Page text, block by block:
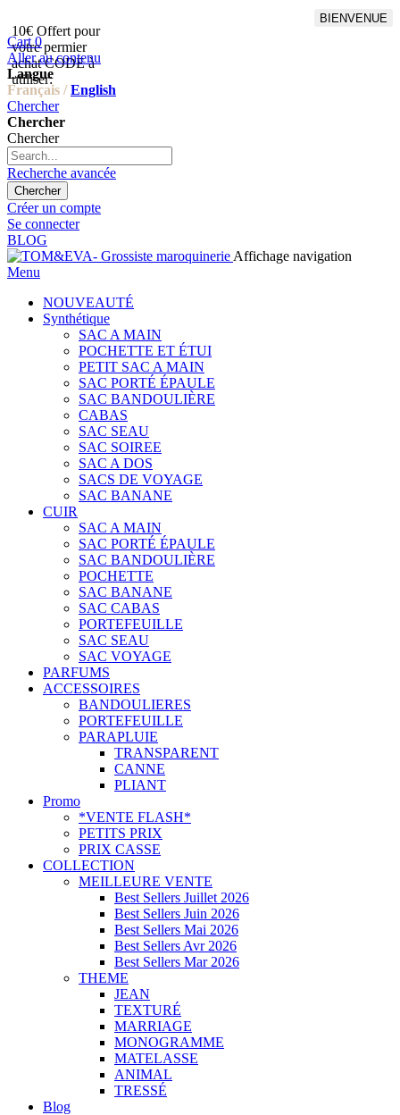
10€ Offert pour
votre permier
achat CODE à
utiliser:
BIENVENUE
Cart 0
Aller au contenu
Langue
Français / English
Chercher
Chercher
Chercher
Recherche avancée
Chercher
Créer un compte
Se connecter
BLOG
Affichage navigation
Menu
NOUVEAUTÉ
Synthétique
SAC A MAIN
POCHETTE ET ÉTUI
PETIT SAC A MAIN
SAC PORTÉ ÉPAULE
SAC BANDOULIÈRE
CABAS
SAC SEAU
SAC SOIREE
SAC A DOS
SACS DE VOYAGE
SAC BANANE
CUIR
SAC A MAIN
SAC PORTÉ ÉPAULE
SAC BANDOULIÈRE
POCHETTE
SAC BANANE
SAC CABAS
PORTEFEUILLE
SAC SEAU
SAC VOYAGE
PARFUMS
ACCESSOIRES
BANDOULIERES
PORTEFEUILLE
PARAPLUIE
TRANSPARENT
CANNE
PLIANT
Promo
*VENTE FLASH*
PETITS PRIX
PRIX CASSE
COLLECTION
MEILLEURE VENTE
Best Sellers Juillet 2026
Best Sellers Juin 2026
Best Sellers Mai 2026
Best Sellers Avr 2026
Best Sellers Mar 2026
THEME
JEAN
TEXTURÉ
MARRIAGE
MONOGRAMME
MATELASSE
ANIMAL
TRESSÉ
Blog